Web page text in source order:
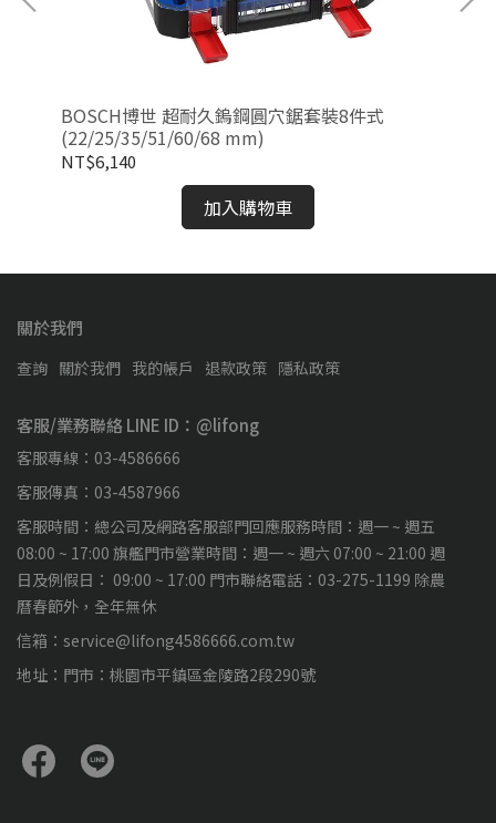
BOSCH博世 超耐久鎢鋼圓穴鋸套裝8件式
(22/25/35/51/60/68 mm)
NT$6,140
加入購物車
關於我們
查詢 關於我們 我的帳戶 退款政策 隱私政策
客服/業務聯絡 LINE ID：@lifong
客服專線：03-4586666
客服傳真：03-4587966
客服時間：總公司及網路客服部門回應服務時間：週一 ~ 週五
08:00 ~ 17:00 旗艦門市營業時間：週一 ~ 週六 07:00 ~ 21:00 週
日及例假日： 09:00 ~ 17:00 門市聯絡電話：03-275-1199 除農
曆春節外，全年無休
信箱：service@lifong4586666.com.tw
地址：門市：桃園市平鎮區金陵路2段290號